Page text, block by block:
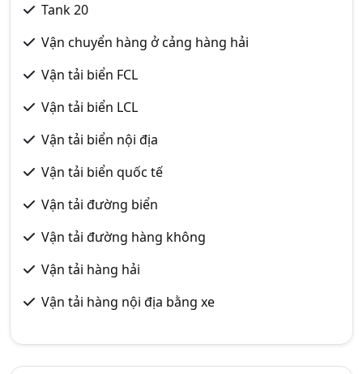
Tank 20
Vận chuyển hàng ở cảng hàng hải
Vận tải biển FCL
Vận tải biển LCL
Vận tải biển nội địa
Vận tải biển quốc tế
Vận tải đường biển
Vận tải đường hàng không
Vận tải hàng hải
Vận tải hàng nội địa bằng xe